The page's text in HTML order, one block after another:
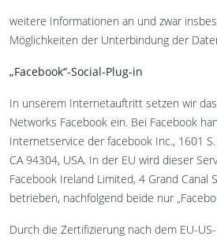
weitere Informationen an und zwar
Möglichkeiten der Unterbindung der
„Facebook“-Social-Plug-in
In unserem Internetauftritt setzen wir
Networks Facebook ein. Bei Facebook
Internetservice der facebook Inc., 1601 S.
CA 94304, USA. In der EU wird dieser
Facebook Ireland Limited, 4 Grand Canal
betrieben, nachfolgend beide nur
Durch die Zertifizierung nach dem EU-